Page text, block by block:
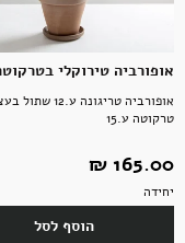
אופורביה טירוקלי
אופורביה טריגונה ע.12
טרקוטה ע.15
165.00 ‏₪
יחידה
הוסף לסל